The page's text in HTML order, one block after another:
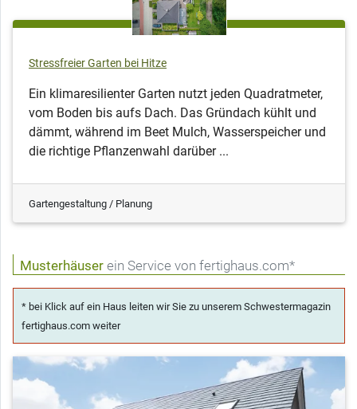
Stressfreier Garten bei Hitze
Ein klimaresilienter Garten nutzt jeden Quadratmeter,
vom Boden bis aufs Dach. Das Gründach kühlt und
dämmt, während im Beet Mulch, Wasserspeicher und
die richtige Pflanzenwahl darüber ...
Gartengestaltung / Planung
Musterhäuser ein Service von fertighaus.com*
* bei Klick auf ein Haus leiten wir Sie zu unserem Schwestermagazin
fertighaus.com weiter